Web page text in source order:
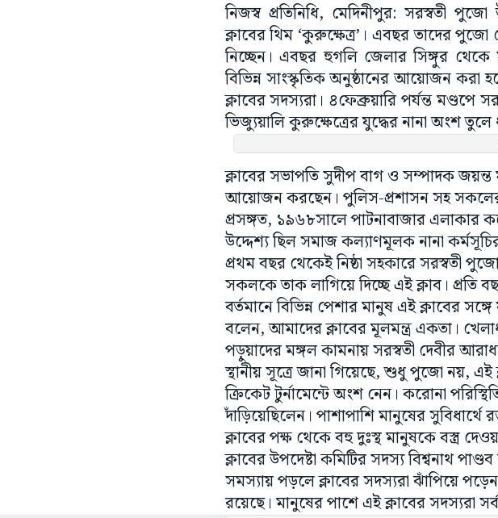
নিজস্ব প্রতিনিধি, মেদিনীপুর: সরস্বতী
ক্লাবের থিম ‘কুরুক্ষেত্র’। এবছর তাদের
নিচ্ছেন। এবছর হুগলি জেলার সিঙ্গুর থেকে
বিভিন্ন সাংস্কৃতিক অনুষ্ঠানের আয়োজন করা
ক্লাবের সদস্যরা। ৪ফেব্রুয়ারি পর্যন্ত মণ্ডপে
ভিজ্যুয়ালি কুরুক্ষেত্রের যুদ্ধের নানা অংশ
ক্লাবের সভাপতি সুদীপ বাগ ও সম্পাদক
আয়োজন করছেন। পুলিস-প্রশাসন সহ সকলের
প্রসঙ্গত, ১৯৬৮সালে পাটনাবাজার
উদ্দেশ্য ছিল সমাজ কল্যাণমূলক নানা
প্রথম বছর থেকেই নিষ্ঠা সহকারে সরস্বতী
সকলকে তাক লাগিয়ে দিচ্ছে এই ক্লাব। প্রতি
বর্তমানে বিভিন্ন পেশার মানুষ এই ক্লাবের
বলেন, আমাদের ক্লাবের মূলমন্ত্র একতা।
পড়ুয়াদের মঙ্গল কামনায় সরস্বতী দেবীর
স্থানীয় সূত্রে জানা গিয়েছে, শুধু পুজো নয়, এই
ক্রিকেট টুর্নামেন্টে অংশ নেন। করোনা
দাঁড়িয়েছিলেন। পাশাপাশি মানুষের
ক্লাবের পক্ষ থেকে বহু দুঃস্থ মানুষকে বস্ত্র
ক্লাবের উপদেষ্টা কমিটির সদস্য বিশ্বনাথ
সমস্যায় পড়লে ক্লাবের সদস্যরা ঝাঁপিয়ে
রয়েছে। মানুষের পাশে এই ক্লাবের সদস্যরা